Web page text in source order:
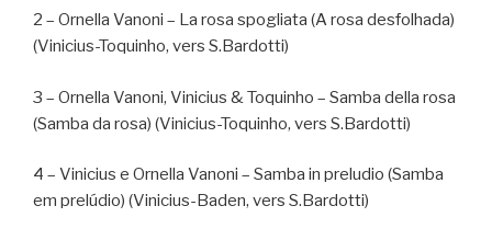
2 – Ornella Vanoni – La rosa spogliata (A rosa desfolhada)
(Vinicius-Toquinho, vers S.Bardotti)
3 – Ornella Vanoni, Vinicius & Toquinho – Samba della rosa
(Samba da rosa) (Vinicius-Toquinho, vers S.Bardotti)
4 – Vinicius e Ornella Vanoni – Samba in preludio (Samba
em prelúdio) (Vinicius-Baden, vers S.Bardotti)